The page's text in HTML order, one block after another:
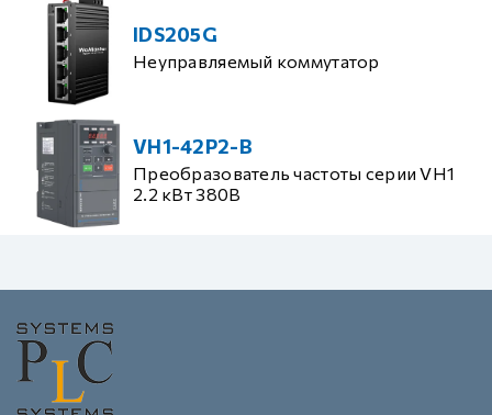
IDS205G
Неуправляемый коммутатор
VH1-42P2-B
Преобразователь частоты серии VH1
2.2 кВт 380В